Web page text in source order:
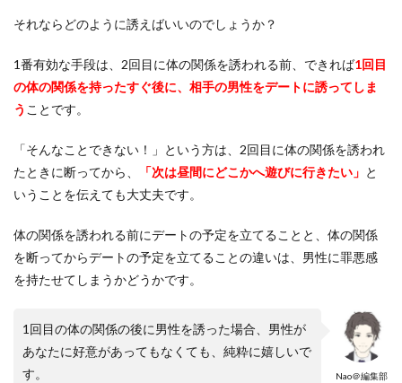
それならどのように誘えばいいのでしょうか？
1番有効な手段は、2回目に体の関係を誘われる前、できれば1回目
の体の関係を持ったすぐ後に、相手の男性をデートに誘ってしま
う ことです。
「そんなことできない！」という方は、2回目に体の関係を誘われ
たときに断ってから、
「次は昼間にどこかへ遊びに行きたい」 と
いうことを伝えても大丈夫です。
体の関係を誘われる前にデートの予定を立てることと、体の関係
を断ってからデートの予定を立てることの違いは、男性に罪悪感
を持たせてしまうかどうかです。
Nao＠編集部
1回目の体の関係の後に男性を誘った場合、男性が
あなたに好意があってもなくても、純粋に嬉しいで
す。